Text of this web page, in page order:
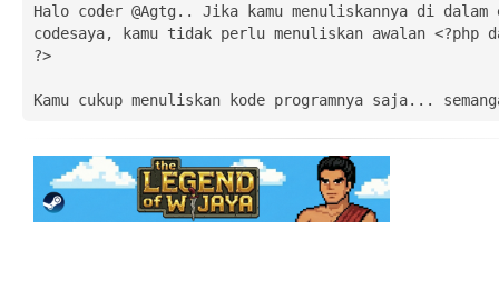
Halo coder @Agtg.. Jika kamu menuliskannya di
codesaya, kamu tidak perlu menuliskan awalan <?php
?>
Kamu cukup menuliskan kode programnya saja...